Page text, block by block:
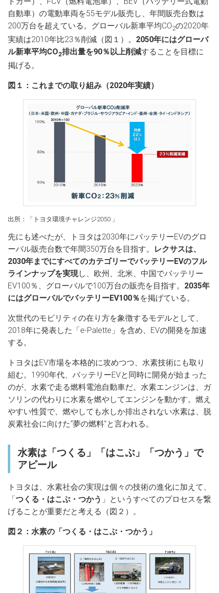
自動車）の電動車両を55モデル販売し、年間販売台数は
200万台を超えている。グローバル新車平均CO2の2020年
実績は2010年比23％削減（図１）。 2050年にはグローバ
ル新車平均CO2排出量を90％以上削減することを目標に
掲げる。
図１：これまでの取り組み（2020年実績）
出所：「トヨタ環境チャレンジ2050 」
先にも述べたが、トヨタは2030年にバッテリーEVのグロ
ーバル販売台数で年間350万台を目指す。
レクサスは、
2030年までにすべてのカテゴリーでバッテリーEVのフル
ラインナップを実現し、欧州、北米、中国でバッテリー
EV100％、グローバルで100万台の販売を目指す。 2035年
にはグローバルでバッテリーEV100％ を掲げている。
次世代のモビリティの在り方を象徴するモデルとして、
2018年に発表した「e-Palette」を含め、EVの開発を加速
する。
トヨタはEV市場を本格的に攻めつつ、水素技術にも取り
組む。1990年代、バッテリーEVと同時に開発が始まった
のが、水素で走る燃料電池自動車だ。水素エンジンは、ガ
ソリンの代わりに水素を燃やしてエンジンを動かす。燃え
やすい性質で、燃やしても水しか排出されない水素は、脱
炭素社会に向けた“夢の燃料”と言われる。
水素は「つくる」「はこぶ」「つかう」で
アピール
トヨタは、水素社会の実現は個々の技術の進化に加えて、
「つくる・はこぶ・つかう 」というすべてのプロセスを繋
げることが重要だと考える（図２）。
図２：水素の「つくる・はこぶ・つかう」